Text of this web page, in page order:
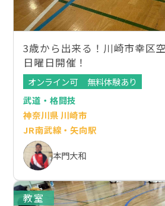
3歳から出来る！川崎市幸区
日曜日開催！
オンライン可
無料体験あり
武道・格闘技
神奈川県 川崎市
JR南武線・矢向駅
本門大和
教室